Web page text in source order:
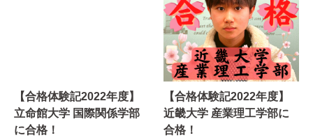
【合格体験記2022年度】
立命館大学 国際関係学部
に合格！
【合格体験記2022年度】
近畿大学 産業理工学部に
合格！